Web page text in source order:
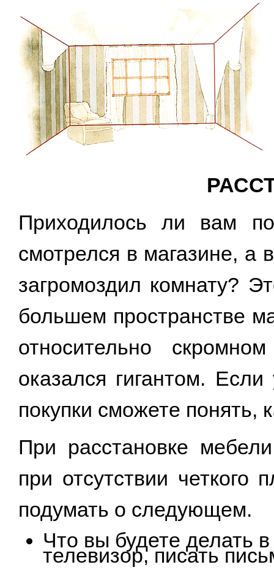
Приходилось ли вам
смотрелся в магазине, а
загромоздил комнату?
большем пространстве
относительно
оказался гигантом.
покупки сможете понять,
При расстановке
при отсутствии
подумать о следующем.
Что вы будете делать
телевизор, писать